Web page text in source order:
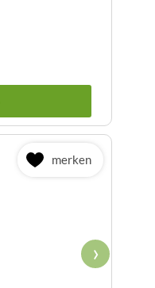
merken
›